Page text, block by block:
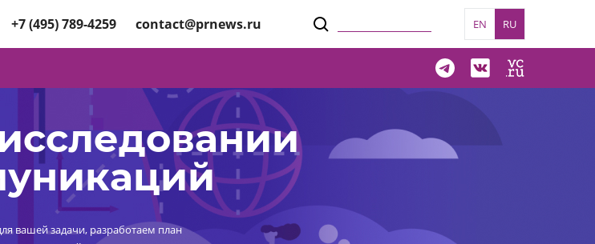
+7 (495) 789-4259 contact@prnews.ru EN RU
вашей задачи, разработаем план